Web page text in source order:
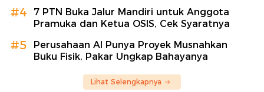
#4
7 PTN Buka Jalur Mandiri untuk Anggota
Pramuka dan Ketua OSIS, Cek Syaratnya
#5
Perusahaan AI Punya Proyek Musnahkan
Buku Fisik, Pakar Ungkap Bahayanya
Lihat Selengkapnya